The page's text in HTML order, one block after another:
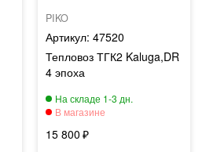
PIKO
47520
Тепловоз ТГК2 Kaluga,DR
4 эпоха
15 800